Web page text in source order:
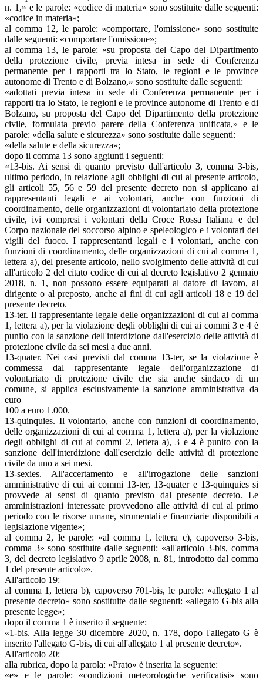
n. 1,» e le parole: «codice di materia» sono sostituite dalle seguenti:
«codice in materia»;
al comma 12, le parole: «comportare, l'omissione» sono sostituite
dalle seguenti: «comportare l'omissione»;
al comma 13, le parole: «su proposta del Capo del Dipartimento
della protezione civile, previa intesa in sede di Conferenza
permanente per i rapporti tra lo Stato, le regioni e le province
autonome di Trento e di Bolzano,» sono sostituite dalle seguenti:
«adottati previa intesa in sede di Conferenza permanente per i
rapporti tra lo Stato, le regioni e le province autonome di Trento e di
Bolzano, su proposta del Capo del Dipartimento della protezione
civile, formulata previo parere della Conferenza unificata,» e le
parole: «della salute e sicurezza» sono sostituite dalle seguenti:
«della salute e della sicurezza»;
dopo il comma 13 sono aggiunti i seguenti:
«13-bis. Ai sensi di quanto previsto dall'articolo 3, comma 3-bis,
ultimo periodo, in relazione agli obblighi di cui al presente articolo,
gli articoli 55, 56 e 59 del presente decreto non si applicano ai
rappresentanti legali e ai volontari, anche con funzioni di
coordinamento, delle organizzazioni di volontariato della protezione
civile, ivi compresi i volontari della Croce Rossa Italiana e del
Corpo nazionale del soccorso alpino e speleologico e i volontari dei
vigili del fuoco. I rappresentanti legali e i volontari, anche con
funzioni di coordinamento, delle organizzazioni di cui al comma 1,
lettera a), del presente articolo, nello svolgimento delle attività di cui
all'articolo 2 del citato codice di cui al decreto legislativo 2 gennaio
2018, n. 1, non possono essere equiparati al datore di lavoro, al
dirigente o al preposto, anche ai fini di cui agli articoli 18 e 19 del
presente decreto.
13-ter. Il rappresentante legale delle organizzazioni di cui al comma
1, lettera a), per la violazione degli obblighi di cui ai commi 3 e 4 è
punito con la sanzione dell'interdizione dall'esercizio delle attività di
protezione civile da sei mesi a due anni.
13-quater. Nei casi previsti dal comma 13-ter, se la violazione è
commessa dal rappresentante legale dell'organizzazione di
volontariato di protezione civile che sia anche sindaco di un
comune, si applica esclusivamente la sanzione amministrativa da
euro
100 a euro 1.000.
13-quinquies. Il volontario, anche con funzioni di coordinamento,
delle organizzazioni di cui al comma 1, lettera a), per la violazione
degli obblighi di cui ai commi 2, lettera a), 3 e 4 è punito con la
sanzione dell'interdizione dall'esercizio delle attività di protezione
civile da uno a sei mesi.
13-sexies. All'accertamento e all'irrogazione delle sanzioni
amministrative di cui ai commi 13-ter, 13-quater e 13-quinquies si
provvede ai sensi di quanto previsto dal presente decreto. Le
amministrazioni interessate provvedono alle attività di cui al primo
periodo con le risorse umane, strumentali e finanziarie disponibili a
legislazione vigente»;
al comma 2, le parole: «al comma 1, lettera c), capoverso 3-bis,
comma 3» sono sostituite dalle seguenti: «all'articolo 3-bis, comma
3, del decreto legislativo 9 aprile 2008, n. 81, introdotto dal comma
1 del presente articolo».
All'articolo 19:
al comma 1, lettera b), capoverso 701-bis, le parole: «allegato 1 al
presente decreto» sono sostituite dalle seguenti: «allegato G-bis alla
presente legge»;
dopo il comma 1 è inserito il seguente:
«1-bis. Alla legge 30 dicembre 2020, n. 178, dopo l'allegato G è
inserito l'allegato G-bis, di cui all'allegato 1 al presente decreto».
All'articolo 20:
alla rubrica, dopo la parola: «Prato» è inserita la seguente:
«e» e le parole: «condizioni meteorologiche verificatisi» sono